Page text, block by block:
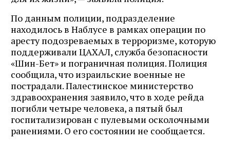
По данным полиции, подразделение
находилось в Наблусе в рамках операции по
аресту подозреваемых в терроризме, которую
поддерживали ЦАХАЛ, служба безопасности
«Шин-Бет» и пограничная полиция. Полиция
сообщила, что израильские военные не
пострадали. Палестинское министерство
здравоохранения заявило, что в ходе рейда
погибли четыре человека, а пятый был
госпитализирован с пулевыми осколочными
ранениями. О его состоянии не сообщается.